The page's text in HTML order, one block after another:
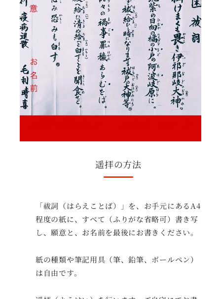
遥拝の方法
「祓詞（はらえことば）」を、お手元にあるA4
程度の紙に、すべて（ふりがな省略可）書き写
し、願意と、お名前を最後にお書きください。
紙の種類や筆記用具（筆、鉛筆、ボールペン）
は自由です。